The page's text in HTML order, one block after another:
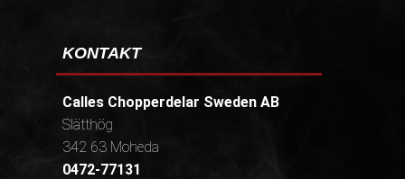
KONTAKT
Calles Chopperdelar Sweden AB
Slätthög
342 63 Moheda
0472-77131